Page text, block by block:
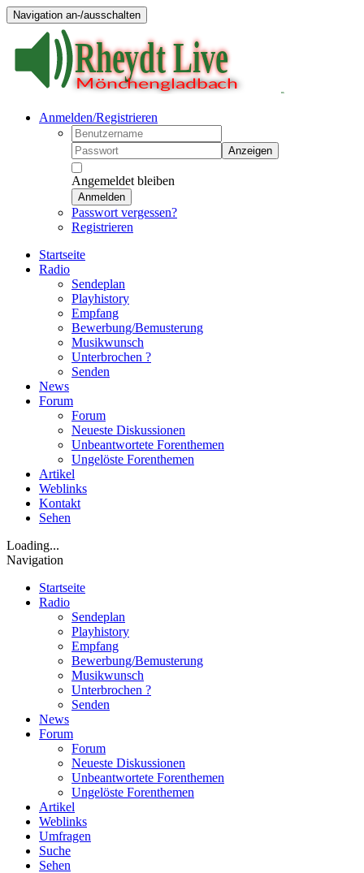
Navigation an-/ausschalten
Anmelden/Registrieren
Anzeigen
Angemeldet bleiben
Anmelden
Passwort vergessen?
Registrieren
Startseite
Radio
Sendeplan
Playhistory
Empfang
Bewerbung/Bemusterung
Musikwunsch
Unterbrochen ?
Senden
News
Forum
Forum
Neueste Diskussionen
Unbeantwortete Forenthemen
Ungelöste Forenthemen
Artikel
Weblinks
Kontakt
Sehen
Loading...
Navigation
Startseite
Radio
Sendeplan
Playhistory
Empfang
Bewerbung/Bemusterung
Musikwunsch
Unterbrochen ?
Senden
News
Forum
Forum
Neueste Diskussionen
Unbeantwortete Forenthemen
Ungelöste Forenthemen
Artikel
Weblinks
Umfragen
Suche
Sehen